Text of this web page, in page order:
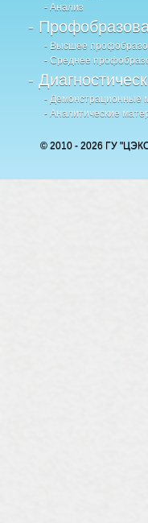
- Анализ
-
- Высшее
- Среднее
-
- Демонстрационные
- Аналитические
© 2010 - 2026 ГУ